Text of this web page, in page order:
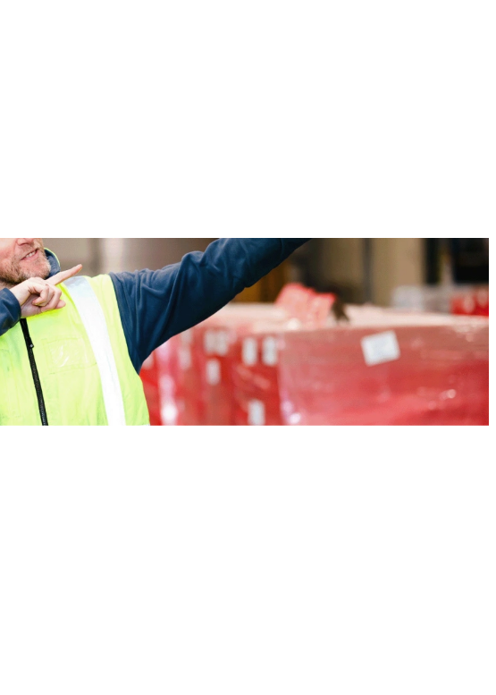
Dabei setzen wir auf digitale Systeme, starke Netzwerke und persönlichen